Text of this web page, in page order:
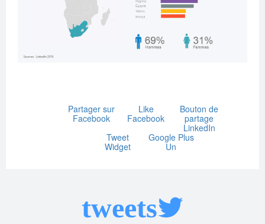
Partager sur
Facebook
Like
Facebook
Bouton de
partage
LinkedIn
Tweet
Widget
Google Plus
Un
tweets